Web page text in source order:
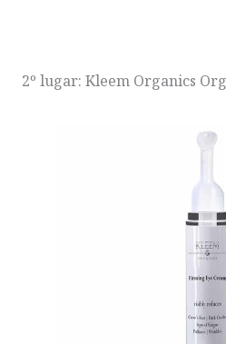
2º lugar: Kleem Organics